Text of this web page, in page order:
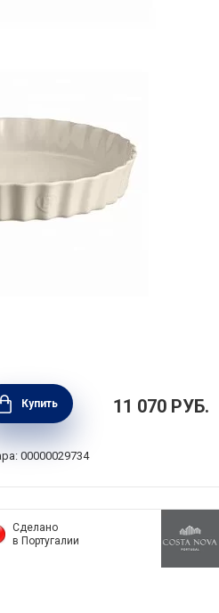
32 см, цвет
Emile Henry, Франция,
Купить 11 070 РУБ.
00000029734
Сделано
в Португалии